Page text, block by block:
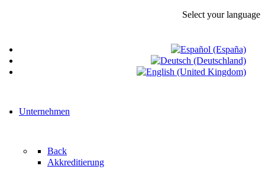
Select your language
Unternehmen
Back
Akkreditierung